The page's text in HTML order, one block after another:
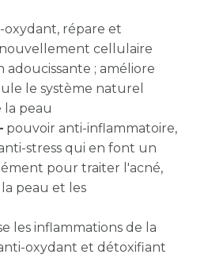
oxydant, répare et
cellulaire
adoucissante ; améliore
le système naturel
peau
pouvoir anti-inflammatoire,
stress qui en font un
pour traiter l'acné,
peau et les
les inflammations de la
oxydant et détoxifiant